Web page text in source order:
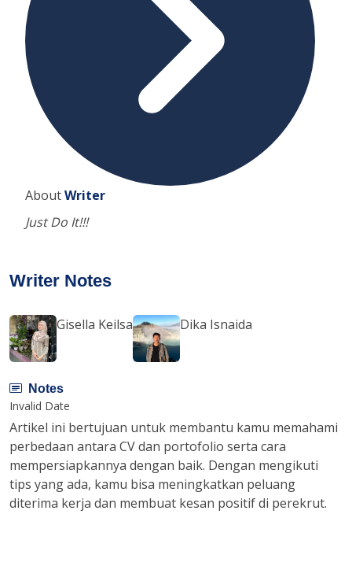
AboutWriter
Just Do It!!!
Writer Notes
Gisella Keilsa Dika Isnaida
Notes
Invalid Date
Artikel ini bertujuan untuk membantu kamu memahami
perbedaan antara CV dan portofolio serta cara
mempersiapkannya dengan baik. Dengan mengikuti
tips yang ada, kamu bisa meningkatkan peluang
diterima kerja dan membuat kesan positif di perekrut.